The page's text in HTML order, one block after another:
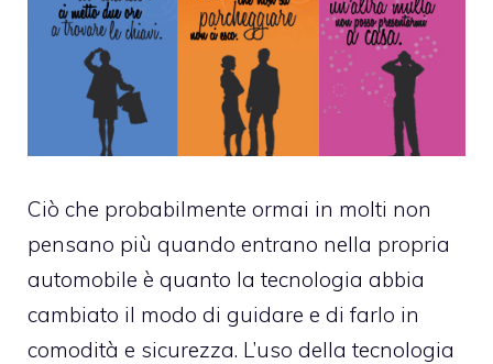
Ciò che probabilmente ormai in molti non
pensano più quando entrano nella propria
automobile è quanto la tecnologia abbia
cambiato il modo di guidare e di farlo in
comodità e sicurezza. L’uso della tecnologia